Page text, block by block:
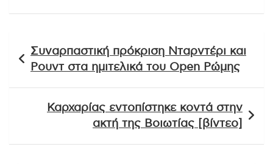
άρθρων
Συναρπαστική πρόκριση Νταρντέρι και
Ρουντ στα ημιτελικά του Open Ρώμης
Καρχαρίας εντοπίστηκε κοντά στην
ακτή της Βοιωτίας [βίντεο]